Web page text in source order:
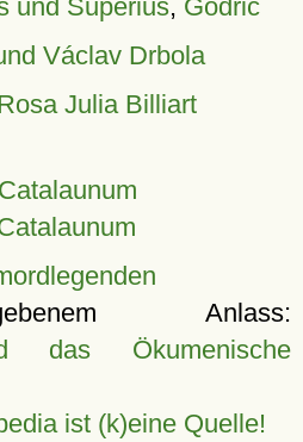
und Superius, Godric
Václav Drbola
Julia Billiart
Anlass:
das Ökumenische
ist (k)eine Quelle!